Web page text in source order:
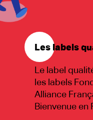
Les labels
Le label
les labels
Alliance
Bienvenue en